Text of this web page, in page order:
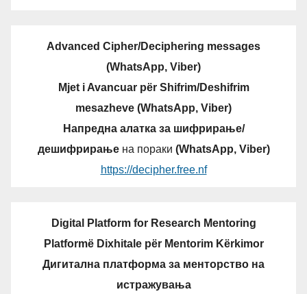
Advanced Cipher/Deciphering messages
(WhatsApp, Viber)
Mjet i Avancuar për Shifrim/Deshifrim
mesazheve (WhatsApp, Viber)
Напредна алатка за шифрирање/
дешифрирањена пораки (WhatsApp, Viber)
https://decipher.free.nf
Digital Platform for Research Mentoring
Platformë Dixhitale për Mentorim Kërkimor
Дигитална платформа за менторство на
истражувања